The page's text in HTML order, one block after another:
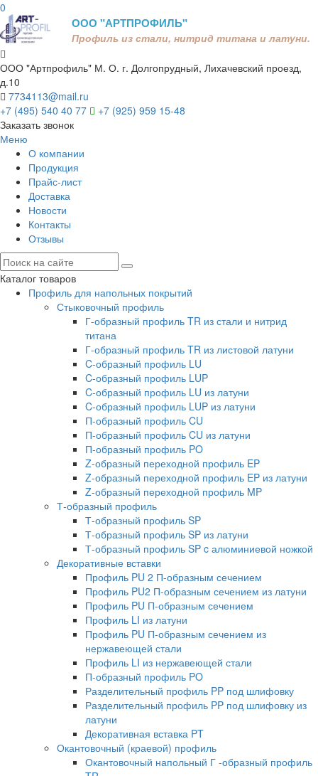
0
ООО "АРТПРОФИЛЬ"
Профиль из стали, нитрид титана и латуни.
ООО "Артпрофиль" М. О. г. Долгопрудный, Лихачевский проезд,
д.10
7734113@mail.ru
+7 (495) 540 40 77
+7 (925) 959 15-48
Заказать звонок
Меню
О компании
Продукция
Прайс-лист
Доставка
Новости
Контакты
Отзывы
Каталог товаров
Профиль для напольных покрытий
Стыковочный профиль
Г-образный профиль TR из стали и нитрид
титана
Г-образный профиль TR из листовой латуни
C-образный профиль LU
C-образный профиль LUP
C-образный профиль LU из латуни
C-образный профиль LUP из латуни
П-образный профиль CU
П-образный профиль CU из латуни
П-образный профиль PO
Z-образный переходной профиль EP
Z-образный переходной профиль EP из латуни
Z-образный переходной профиль MP
Т-образный профиль
Т-образный профиль SP
Т-образный профиль SP из латуни
Т-образный профиль SP c алюминиевой ножкой
Декоративные вставки
Профиль PU 2 П-образным сечением
Профиль PU2 П-образным сечением из латуни
Профиль PU П-образным сечением
Профиль LI из латуни
Профиль PU П-образным сечением из
нержавеющей стали
Профиль LI из нержавеющей стали
П-образный профиль PO
Разделительный профиль PP под шлифовку
Разделительный профиль PP под шлифовку из
латуни
Декоративная вставка PT
Окантовочный (краевой) профиль
Окантовочный напольный Г -образный профиль